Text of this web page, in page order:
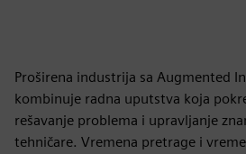
Proširena industrija sa Augmented
kombinuje radna uputstva koja
rešavanje problema i upravljanje
tehničare. Vremena pretrage i